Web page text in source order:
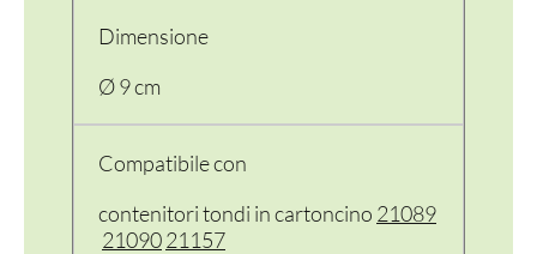
Dimensione
Ø 9 cm
Compatibile con
contenitori tondi in cartoncino 21089
2109021157